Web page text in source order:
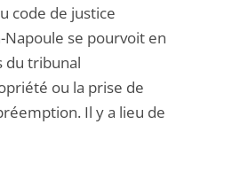
code de justice
se pourvoit en
du tribunal
ou la prise de
Il y a lieu de